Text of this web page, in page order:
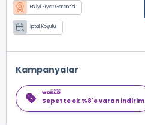
En İyi Fiyat Garantisi
İptal Koşulu
Kampanyalar
Sepette ek %8'e varan indirim